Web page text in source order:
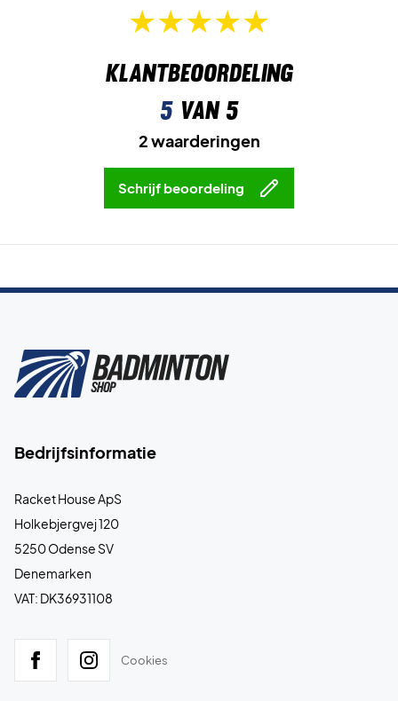
Klantbeoordeling
5van 5
2 waarderingen
Schrijf beoordeling
Bedrijfsinformatie
Racket House ApS
Holkebjergvej 120
5250 Odense SV
Denemarken
VAT: DK36931108
Cookies